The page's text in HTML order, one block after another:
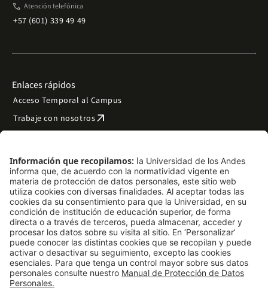
phone Atención telefónica
+57 (601) 339 49 49
Enlaces rápidos
Acceso Temporal al Campus
Trabaje con nosotrosarrow_outward
Preguntas frecuentes
Filantropía y donacionesarrow_outward
Mapa del sitio arrow_outward
Síguenos
LinkedIn
Instagram